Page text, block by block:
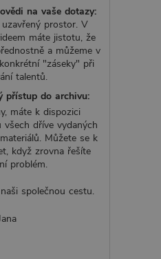
na vaše dotazy:
prostor. V
máte jistotu, že
a můžeme v
"záseky" při
talentů.
přístup do archivu:
máte k dispozici
dříve vydaných
Můžete se k
když zrovna řešíte
problém.
společnou cestu.